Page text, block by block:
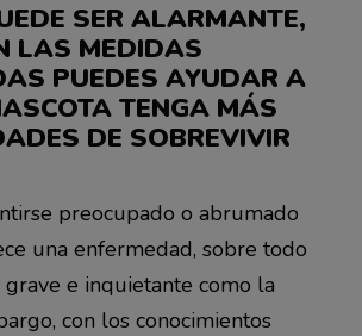
SER ALARMANTE,
LAS MEDIDAS
PUEDES AYUDAR A
TENGA MÁS
DE SOBREVIVIR
preocupado o abrumado
una enfermedad, sobre todo
e inquietante como la
con los conocimientos